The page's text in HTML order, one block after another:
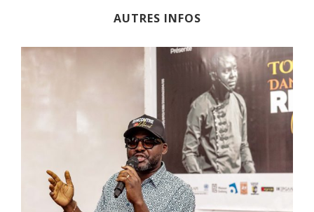
AUTRES INFOS